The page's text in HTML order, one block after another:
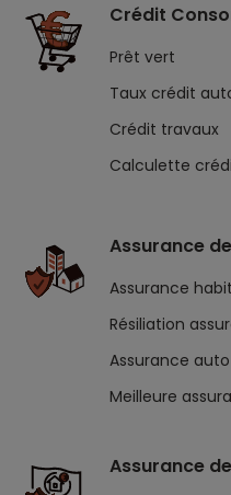
Crédit
Prêt vert
Taux crédit
Crédit travaux
Calculette
Assurance
Assurance
Résiliation
Assurance
Meilleure
Assurance